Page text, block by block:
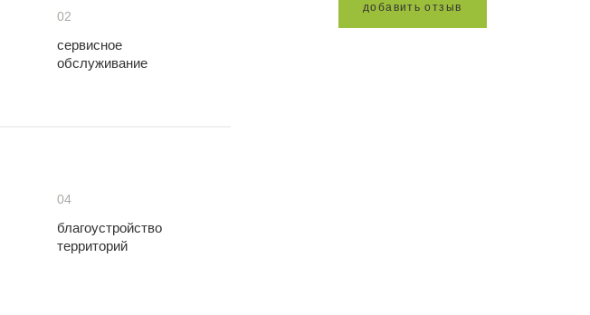
02
сервисное
обслуживание
04
благоустройство
территорий
до бавить о тз ыв